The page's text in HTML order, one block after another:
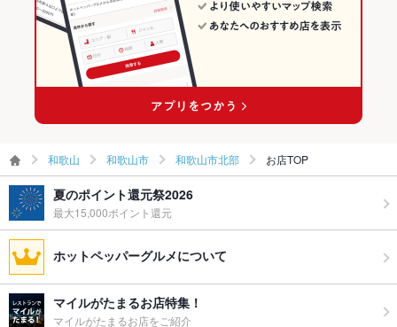
飲み放題 あり
あり
カクテル充実、ワイン充実
お子様連れ お子様連れ歓迎
グパーティ
ー二次会
備考 －
和歌山 和歌山市 和歌山市北部 お店TOP
夏のポイント還元祭2026
最大15,000ポイント還元
ホットペッパーグルメについて
マイルがたまるお店特集！
マイルがたまるお店をご紹介